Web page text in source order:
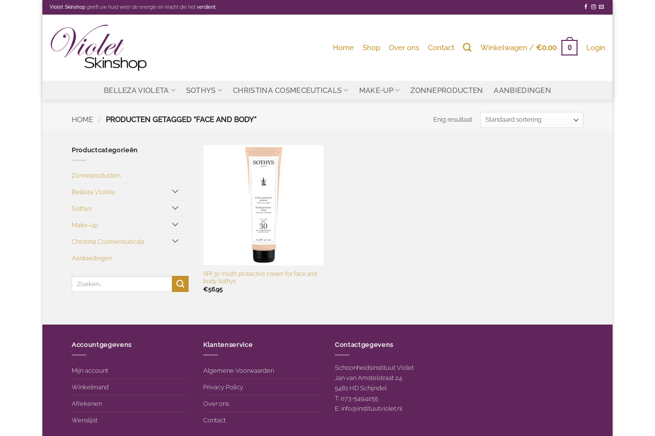
naar
Violet Skinshop geeft uw huid weer de energie en kracht die het verdient
Home Shop Over ons Contact Winkelwagen /€0.00 0 Login
BELLEZA VIOLETA SOTHYS CHRISTINA COSMECEUTICALS MAKE-UP ZONNEPRODUCTEN AANBIEDINGEN
HOME / PRODUCTEN GETAGGED “FACE AND BODY” Enig resultaat
Productcategorieën
Zonneproducten
Belleza Violeta
Sothys
Make-up
Christina Cosmeceuticals
Aanbiedingen
Zoeken
SPF30 Youth protective cream for face and
body Sothys
€56.95
Accountgegevens
Mijn account
Winkelmand
Afrekenen
Wenslijst
Klantenservice
Algemene Voorwaarden
Privacy Policy
Over ons
Contact
Contactgegevens
Schoonheidsinstituut Violet
Jan van Amstelstraat 24
5481 HD Schijndel
T: 073-5494255
E: info@instituutviolet.nl